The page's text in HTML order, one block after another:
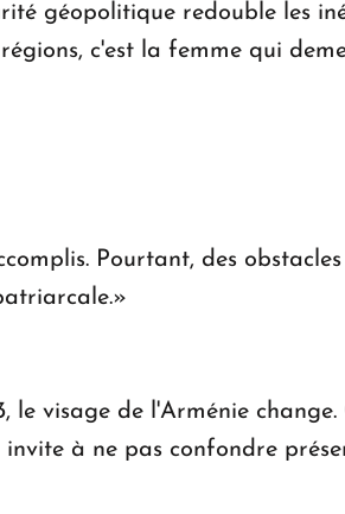
géopolitique redouble les
c'est la femme qui
Pourtant, des
le visage de l'Arménie change.
à ne pas confondre